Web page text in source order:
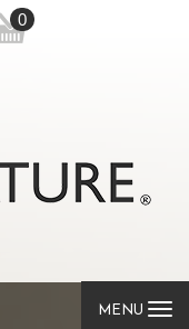
0
MENU